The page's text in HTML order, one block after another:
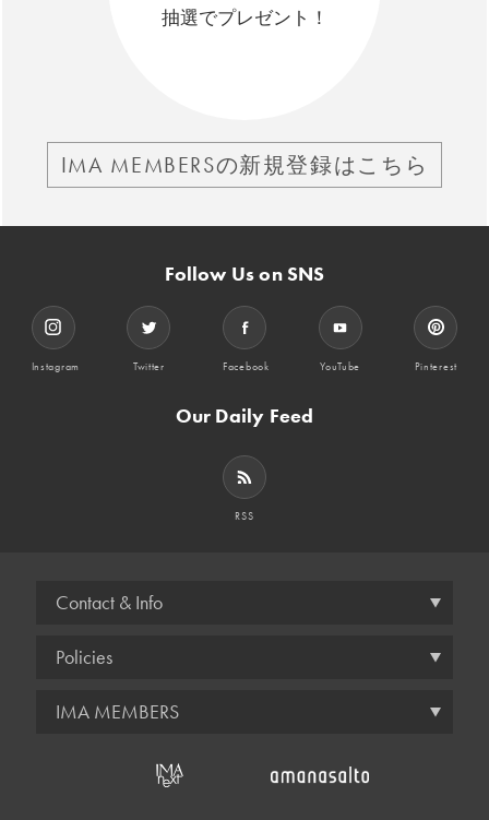
抽選でプレゼント！
IMA MEMBERSの新規登録はこちら
Follow Us on SNS
Instagram Twitter Facebook YouTube Pinterest
Our Daily Feed
RSS
Contact & Info
Policies
IMA MEMBERS